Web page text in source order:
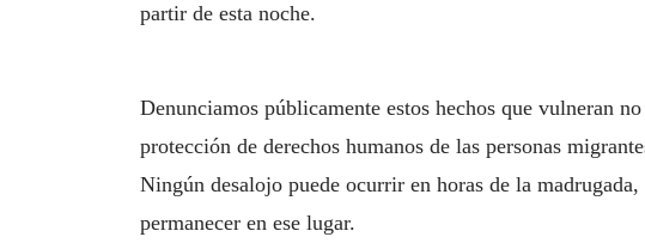
partir de esta noche.
Denunciamos públicamente estos hechos que vulneran
protección de derechos humanos de las personas
Ningún desalojo puede ocurrir en horas de la
permanecer en ese lugar.